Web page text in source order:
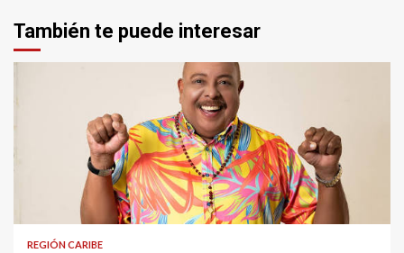
También te puede interesar
3 min read
REGIÓN CARIBE